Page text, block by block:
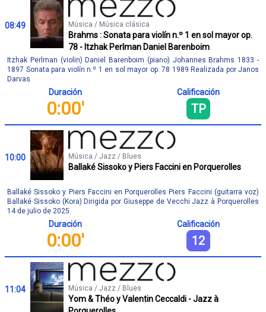
08:49 Música / Música clásica
Brahms : Sonata para violín n.º 1 en sol mayor op.
78 - Itzhak Perlman Daniel Barenboim
Itzhak Perlman (violin) Daniel Barenboim (piano) Johannes Brahms 1833 -
1897 Sonata para violín n.º 1 en sol mayor op. 78 1989 Realizada por Janos
Darvas
Duración
0:00'
Calificación
TP
10:00 Música / Jazz / Blues
Ballaké Sissoko y Piers Faccini en Porquerolles
Ballaké Sissoko y Piers Faccini en Porquerolles Piers Faccini (guitarra voz)
Ballaké Sissoko (Kora) Dirigida por Giuseppe de Vecchi Jazz à Porquerolles
14 de julio de 2025.
Duración
0:00'
Calificación
12
11:04 Música / Jazz / Blues
Yom & Théo y Valentin Ceccaldi - Jazz à